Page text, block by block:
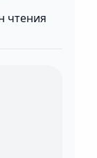
чтения